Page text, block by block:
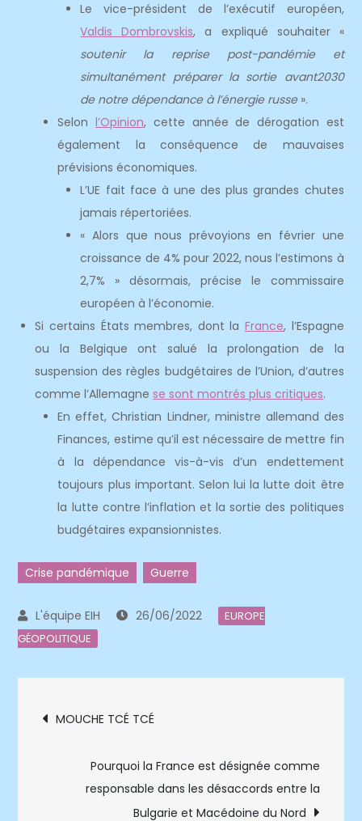
Le vice-président de l’exécutif européen,
Valdis Dombrovskis, a expliqué souhaiter «
soutenir la reprise post-pandémie et
simultanément préparer la sortie avant2030
de notre dépendance à l’énergie russe».
Selonl’Opinion, cette année de dérogation est
également la conséquence de mauvaises
prévisions économiques.
L’UE fait face à une des plus grandes chutes
jamais répertoriées.
« Alors que nous prévoyions en février une
croissance de 4% pour 2022, nous l’estimons à
2,7% » désormais, précise le commissaire
européen à l’économie.
Si certains États membres, dont la France, l’Espagne
ou la Belgique ont salué la prolongation de la
suspension des règles budgétaires de l’Union, d’autres
comme l’Allemagne se sont montrés plus critiques.
En effet, Christian Lindner, ministre allemand des
Finances, estime qu’il est nécessaire de mettre fin
à la dépendance vis-à-vis d’un endettement
toujours plus important. Selon lui la lutte doit être
la lutte contre l’inflation et la sortie des politiques
budgétaires expansionnistes.
Crise pandémique Guerre
26/06/2022
EUROPE
GÉOPOLITIQUE
Navigation
l’article
MOUCHE TCÉ TCÉ
Pourquoi la France est désignée comme
responsable dans les désaccords entre la
Bulgarie et Macédoine du Nord